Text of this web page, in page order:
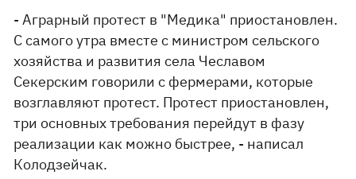
- Аграрный протест в "Медика" приостановлен.
С самого утра вместе с министром сельского
хозяйства и развития села Чеславом
Секерским говорили с фермерами, которые
возглавляют протест. Протест приостановлен,
три основных требования перейдут в фазу
реализации как можно быстрее, - написал
Колодзейчак.